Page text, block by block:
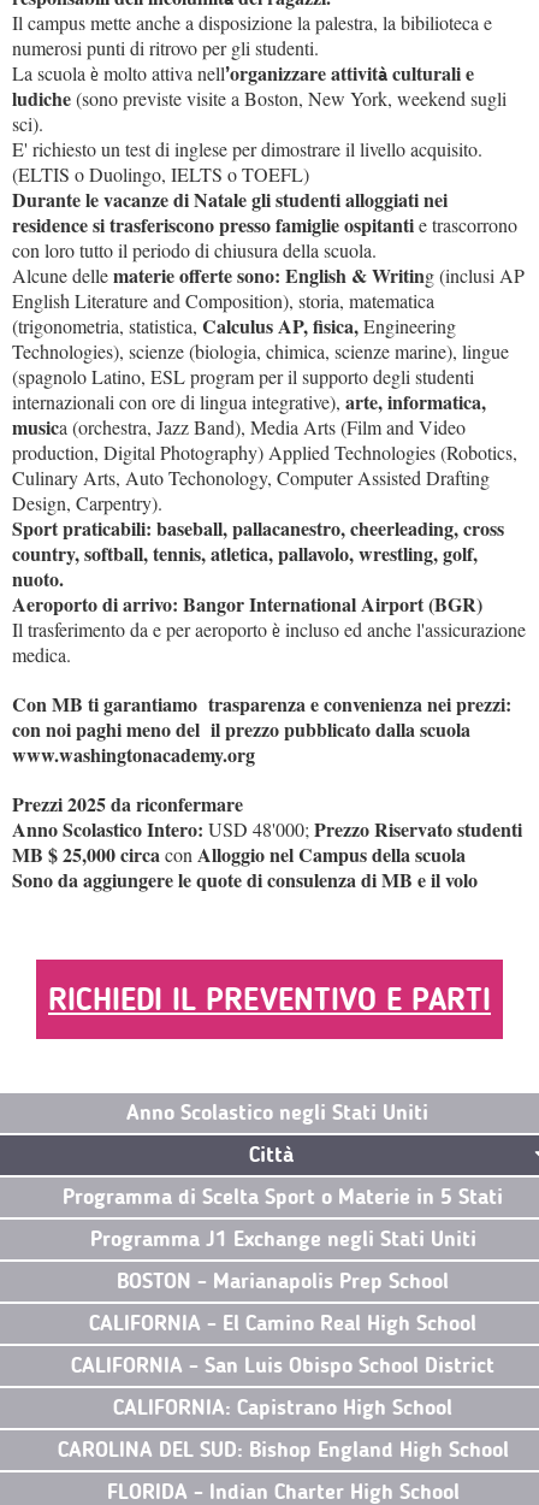
Il campus mette anche a disposizione la palestra, la bibilioteca e
numerosi punti di ritrovo per gli studenti.
La scuola è molto attiva nell’organizzare attività culturali e
ludiche(sono previste visite a Boston, New York, weekend sugli
sci).
E' richiesto un test di inglese per dimostrare il livello acquisito.
(ELTIS o Duolingo, IELTS o TOEFL)
Durante le vacanze di Natale gli studenti alloggiati nei
residence si trasferiscono presso famiglie ospitantie trascorrono
con loro tutto il periodo di chiusura della scuola.
Alcune dellematerie offerte sono: English & Writing (inclusi AP
English Literature and Composition), storia, matematica
(trigonometria, statistica, Calculus AP,fisica,Engineering
Technologies), scienze (biologia, chimica, scienze marine), lingue
(spagnolo Latino, ESL program per il supporto degli studenti
internazionali con ore di lingua integrative), arte, informatica,
musica (orchestra, Jazz Band), Media Arts (Film and Video
production, Digital Photography) Applied Technologies (Robotics,
Culinary Arts, Auto Techonology, Computer Assisted Drafting
Design, Carpentry).
Sport praticabili: baseball, pallacanestro, cheerleading, cross
country, softball, tennis, atletica, pallavolo, wrestling, golf,
nuoto.
Aeroporto di arrivo: Bangor International Airport (BGR)
Il trasferimento da e per aeroporto è incluso ed anche l'assicurazione
medica.
Con MB ti garantiamo trasparenza e convenienza nei prezzi:
con noi paghi meno del il prezzo pubblicato dalla scuola
www.washingtonacademy.org
Prezzi 2025 da riconfermare
Anno Scolastico Intero: USD 48'000; Prezzo Riservato studenti
MB $ 25,000 circacon Alloggio nel Campus della scuola
Sono da aggiungere le quote di consulenza di MB e il volo
RICHIEDI IL PREVENTIVO E PARTI
Anno Scolastico negli Stati Uniti
Città
Programma di Scelta Sport o Materie in 5 Stati
Programma J1 Exchange negli Stati Uniti
BOSTON - Marianapolis Prep School
CALIFORNIA - El Camino Real High School
CALIFORNIA - San Luis Obispo School District
CALIFORNIA: Capistrano High School
CAROLINA DEL SUD: Bishop England High School
FLORIDA - Indian Charter High School